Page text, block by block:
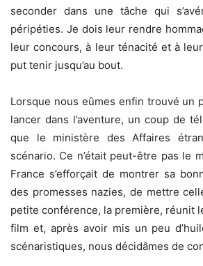
seconder dans une tâche qui
péripéties. Je dois leur rendre
leur concours, à leur ténacité et à
put tenir jusqu’au bout.
Lorsque nous eûmes enfin trouvé un
lancer dans l’aventure, un coup de
que le ministère des Affaires
scénario. Ce n’était peut-être pas le
France s’efforçait de montrer sa
des promesses nazies, de mettre
petite conférence, la première, réunit
film et, après avoir mis un peu
scénaristiques, nous décidâmes de